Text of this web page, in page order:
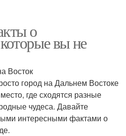
о
вы не
Восток
город на Дальнем Востоке
где сходятся разные
чудеса. Давайте
интересными фактами о